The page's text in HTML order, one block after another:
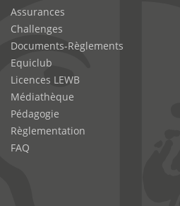
Assurances
Challenges
Documents-Règlements
Equiclub
Licences LEWB
Médiathèque
Pédagogie
Règlementation
FAQ